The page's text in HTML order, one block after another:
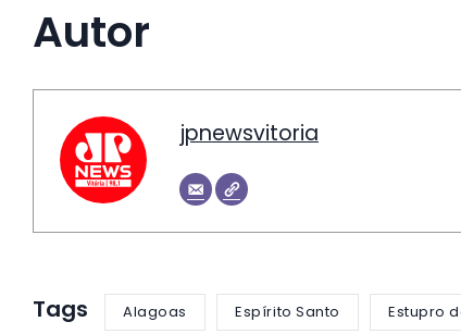
Autor
jpnewsvitoria
Tags Alagoas Espírito Santo Estupro